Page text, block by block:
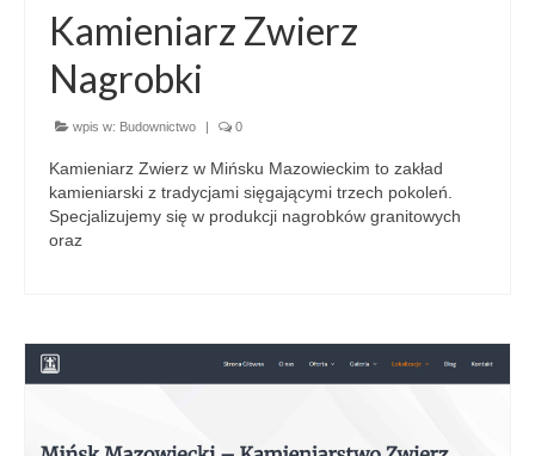
Kamieniarz Zwierz
Nagrobki
wpis w: Budownictwo | 0
Kamieniarz Zwierz w Mińsku Mazowieckim to zakład
kamieniarski z tradycjami sięgającymi trzech pokoleń.
Specjalizujemy się w produkcji nagrobków granitowych
oraz